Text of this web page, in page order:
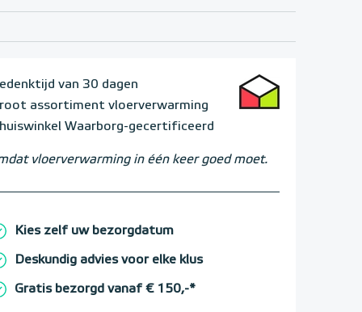
van 30 dagen
assortiment vloerverwarming
Waarborg-gecertificeerd
vloerverwarming in één keer goed moet.
Kies zelf uw bezorgdatum
Deskundig advies voor elke klus
Gratis bezorgd vanaf € 150,-*